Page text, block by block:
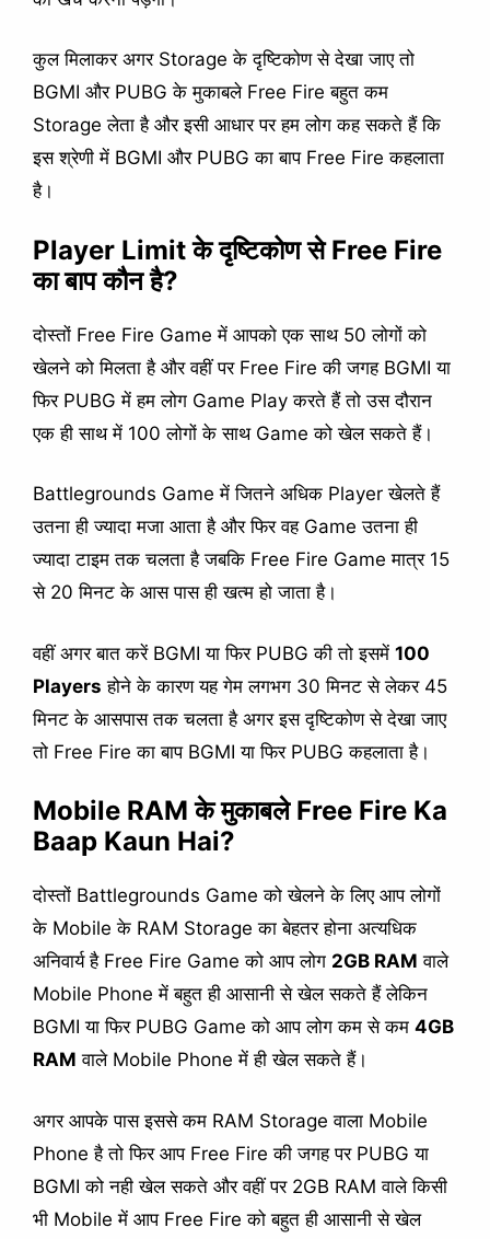
कुल मिलाकर अगर Storage के दृष्टिकोण से देखा जाए तो
BGMI और PUBG के मुकाबले Free Fire बहुत कम
Storage लेता है और इसी आधार पर हम लोग कह सकते हैं कि
इस श्रेणी में BGMI और PUBG का बाप Free Fire कहलाता
है।
Player Limit के दृष्टिकोण से Free Fire
का बाप कौन है?
दोस्तों Free Fire Game में आपको एक साथ 50 लोगों को
खेलने को मिलता है और वहीं पर Free Fire की जगह BGMI या
फिर PUBG में हम लोग Game Play करते हैं तो उस दौरान
एक ही साथ में 100 लोगों के साथ Game को खेल सकते हैं।
Battlegrounds Game में जितने अधिक Player खेलते हैं
उतना ही ज्यादा मजा आता है और फिर वह Game उतना ही
ज्यादा टाइम तक चलता है जबकि Free Fire Game मात्र 15
से 20 मिनट के आस पास ही खत्म हो जाता है।
वहीं अगर बात करें BGMI या फिर PUBG की तो इसमें 100
Players होने के कारण यह गेम लगभग 30 मिनट से लेकर 45
मिनट के आसपास तक चलता है अगर इस दृष्टिकोण से देखा जाए
तो Free Fire का बाप BGMI या फिर PUBG कहलाता है।
Mobile RAM के मुकाबले Free Fire Ka
Baap Kaun Hai?
दोस्तों Battlegrounds Game को खेलने के लिए आप लोगों
के Mobile के RAM Storage का बेहतर होना अत्यधिक
अनिवार्य है Free Fire Game को आप लोग 2GB RAM वाले
Mobile Phone में बहुत ही आसानी से खेल सकते हैं लेकिन
BGMI या फिर PUBG Game को आप लोग कम से कम 4GB
RAM वाले Mobile Phone में ही खेल सकते हैं।
अगर आपके पास इससे कम RAM Storage वाला Mobile
Phone है तो फिर आप Free Fire की जगह पर PUBG या
BGMI को नही खेल सकते और वहीं पर 2GB RAM वाले किसी
भी Mobile में आप Free Fire को बहुत ही आसानी से खेल